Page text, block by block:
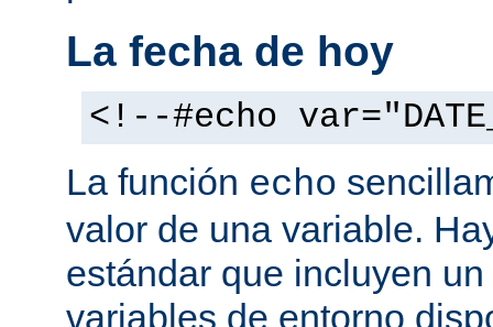
La fecha de hoy
<!--#echo
La función echo
valor de una variable.
estándar que incluyen
variables de entorno